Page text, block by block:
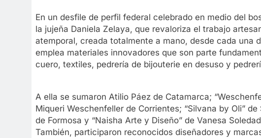
En un desfile de perfil federal celebrado en medio del
la jujeña Daniela Zelaya, que revaloriza el trabajo
atemporal, creada totalmente a mano, desde cada una
emplea materiales innovadores que son parte
cuero, textiles, pedrería de bijouterie en desuso y
A ella se sumaron Atilio Páez de Catamarca;
Miqueri Weschenfeller de Corrientes; “Silvana by Oli”
de Formosa y “Naisha Arte y Diseño” de Vanesa
También, participaron reconocidos diseñadores y